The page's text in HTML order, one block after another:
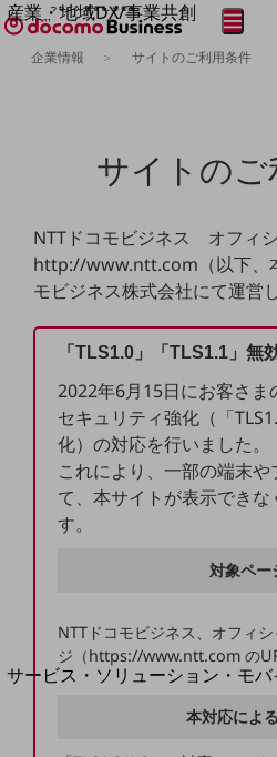
産業・地域DX/事業共創
OPEN HUB for Plural Futures
記事コンテンツ
プレイヤー(カタリスト/パートナー企業)
産業・地域DXプラットフォーマーとして
企業と地域が持続成長する社会を目指します
Smart City
Smart Education
Smart Healthcare
Smart Industry
Smart Mobility
Smart Worksite
生成AI(Generative AI)
地域の取り組み
地域社会を支える皆さまと地域課題の解決や
地域経済のさらなる活性化に取り組みます
自治体・地域社会との共創
サービス・ソリューション・モ
メニュ
開く
フリーワードでNTTドコモビジネスの
取り組みを検索
企業情報 サイトのご利用条件
サイトのご
NTTドコモビジネス オフィ
http://www.ntt.com（以下、
モビジネス株式会社にて運営
「TLS1.0」「TLS1.1」無
2022年6月15日にお客さま
セキュリティ強化（「
化）の対応を行いました。
これにより、一部の端末
て、本サイトが表示できな
す。
対象ペー
NTTドコモビジネス、オフィ
ジ（https://www.ntt.com の
本対応によ